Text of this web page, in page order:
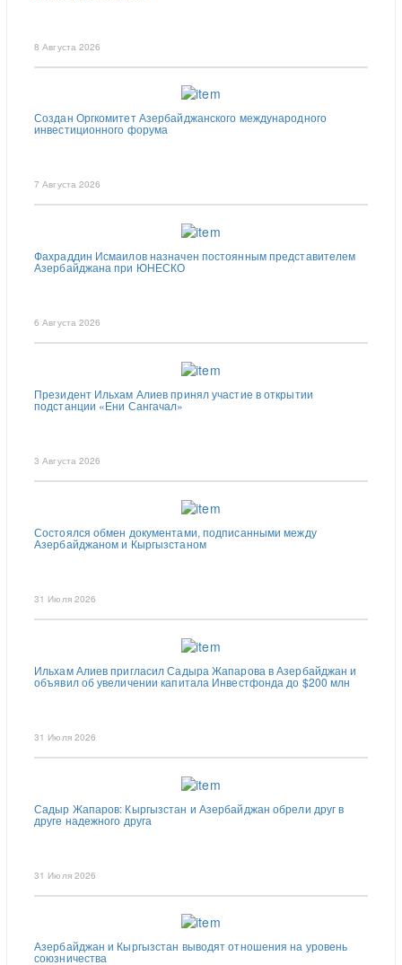
8 Августа 2026
Создан Оргкомитет Азербайджанского международного
инвестиционного форума
7 Августа 2026
Фахраддин Исмаилов назначен постоянным представителем
Азербайджана при ЮНЕСКО
6 Августа 2026
Президент Ильхам Алиев принял участие в открытии
подстанции «Ени Сангачал»
3 Августа 2026
Состоялся обмен документами, подписанными между
Азербайджаном и Кыргызстаном
31 Июля 2026
Ильхам Алиев пригласил Садыра Жапарова в Азербайджан и
объявил об увеличении капитала Инвестфонда до $200 млн
31 Июля 2026
Садыр Жапаров: Кыргызстан и Азербайджан обрели друг в
друге надежного друга
31 Июля 2026
Азербайджан и Кыргызстан выводят отношения на уровень
союзничества